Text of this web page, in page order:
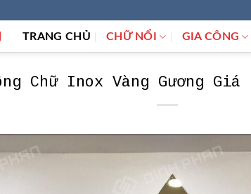
TRANG CHỦ CHỮ NỔI GIA CÔNG
Chữ Inox Vàng Gương Giá